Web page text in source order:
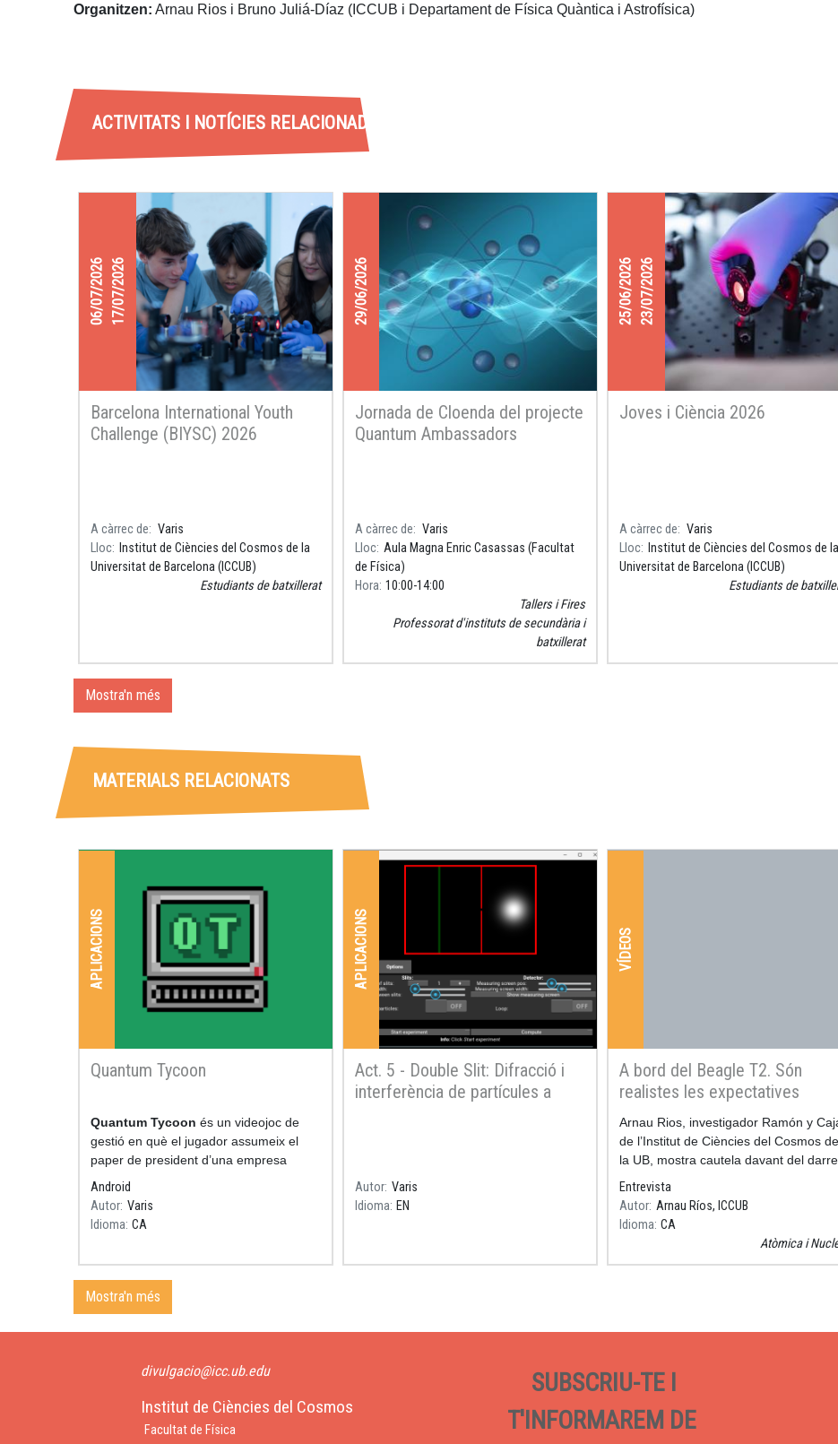
Organitzen: Arnau Rios i Bruno Juliá-Díaz (ICCUB i Departament de Física Quàntica i Astrofísica)
ACTIVITATS I NOTÍCIES RELACIONADES
06/07/202617/07/2026
Barcelona International Youth
Challenge (BIYSC) 2026
A càrrec de
Varis
Lloc
Institut de Ciències del Cosmos de la
Universitat de Barcelona (ICCUB)
Estudiants de batxillerat
29/06/2026
Jornada de Cloenda del projecte
Quantum Ambassadors
A càrrec de
Varis
Lloc Aula Magna Enric Casassas (Facultat
de Física)
Hora 10:00 14:00
Tallers i Fires
Professorat d'instituts de secundària i
batxillerat
25/06/202623/07/2026
Joves i Ciència 2026
A càrrec de
Varis
Lloc
Institut de Ciències del Cosmos de la
Universitat de Barcelona (ICCUB)
Estudiants de
Mostra'n més
MATERIALS RELACIONATS
APLICACIONS
Quantum Tycoon
Resum
Quantum Tycoon és un videojoc de
gestió en què el jugador assumeix el
paper de president d’una empresa
d’ordinadors quàntics i ha de fer créixer
el seu negoci dins el mercat de la
Android
Autor Varis
Idioma CA
APLICACIONS
Act. 5 - Double Slit: Difracció i
interferència de partícules a
Autor Varis
Idioma EN
VÍDEOS
A bord del Beagle T2. Són
realistes les expectatives
creades amb l’energia de fusió
nuclear?
Resum
Arnau Rios, investigador Ramón y
de l’Institut de Ciències del Cosmos de
la UB, mostra cautela davant del
experiment realitzat amb energia de
fusió nuclear al Laboratori Nacional
Lawre
Entrevista
Autor Arnau Ríos, ICCUB
Idioma CA
Atòmica i
Mostra'n més
divulgacio@icc.ub.edu
Institut de Ciències del Cosmos
Facultat de Física
SUBSCRIU-TE I
T'INFORMAREM DE